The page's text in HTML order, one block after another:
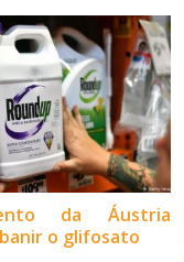
da Áustria
o glifosato